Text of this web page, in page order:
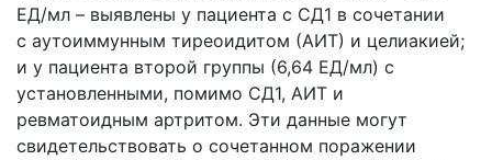
ЕД/мл – выявлены у пациента с СД1 в сочетании
с аутоиммунным тиреоидитом (АИТ) и целиакией;
и у пациента второй группы (6,64 ЕД/мл) с
установленными, помимо СД1, АИТ и
ревматоидным артритом. Эти данные могут
свидетельствовать о сочетанном поражении